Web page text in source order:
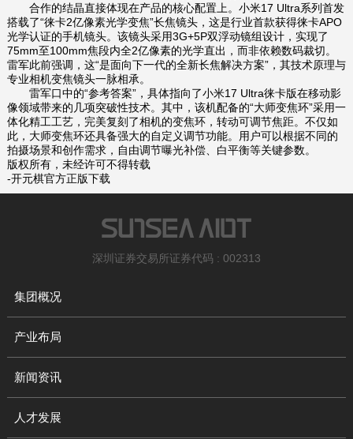
合作的结晶直接体现在产品的核心配置上。小米17 Ultra系列首发
搭载了“徕卡2亿像素光学变焦”长焦镜头，这是行业首款获得徕卡APO
光学认证的手机镜头。该镜头采用3G+5P双浮动镜组设计，实现了
75mm至100mm焦段内全2亿像素的光学直出，而非依赖数码裁切。
雷军此前强调，这“是面向下一代的全新长焦解决方案”，其技术原理与
专业相机变焦镜头一脉相承。
雷军口中的“参考答案”，具体指向了小米17 Ultra徕卡版在移动影
像领域带来的几项突破性技术。其中，该机配备的“大师变焦环”采用一
体化精工工艺，完美复刻了相机的变焦环，转动可调节焦距。不仅如
此，大师变焦环还具备强大的自定义调节功能。用户可以根据不同的
拍摄场景和创作需求，自由调节曝光补偿、白平衡等关键参数。
版权所有，未经许可不得转载
-开元棋官方正版下载
深圳证券交易所证券代码 : 002313
集团概况
产业布局
新闻资讯
人才发展